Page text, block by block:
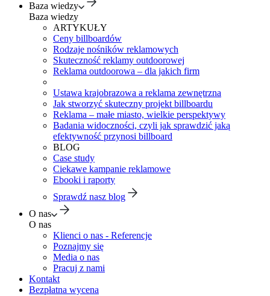
Baza wiedzy
Baza wiedzy
ARTYKUŁY
Ceny billboardów
Rodzaje nośników reklamowych
Skuteczność reklamy outdoorowej
Reklama outdoorowa – dla jakich firm
Ustawa krajobrazowa a reklama zewnętrzna
Jak stworzyć skuteczny projekt billboardu
Reklama – małe miasto, wielkie perspektywy
Badania widoczności, czyli jak sprawdzić jaką
efektywność przynosi billboard
BLOG
Case study
Ciekawe kampanie reklamowe
Ebooki i raporty
Sprawdź nasz blog
O nas
O nas
Klienci o nas - Referencje
Poznajmy się
Media o nas
Pracuj z nami
Kontakt
Bezpłatna wycena